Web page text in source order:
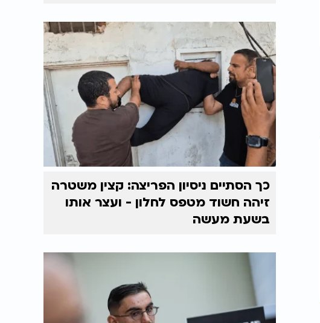
כך הסתיים ניסיון הפריצה: קצין משטרה
זיהה חשוד מטפס לחלון - ועצר אותו
בשעת מעשה